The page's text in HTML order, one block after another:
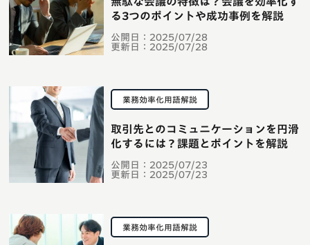
公開日： 2025/07/28
更新日： 2025/07/28
る3つのポイントや成功事例を解説
業務効率化用語解説
公開日： 2025/07/23
更新日： 2025/07/23
取引先とのコミュニケーションを円滑
化するには？課題とポイントを解説
業務効率化用語解説